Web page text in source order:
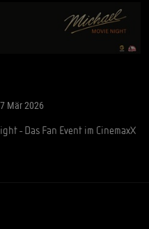
Mär 2026
- Das Fan Event im CinemaxX